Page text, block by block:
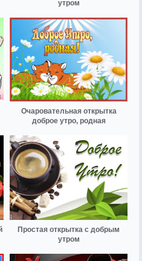
утром
Очаровательная открытка
доброе утро, родная
Простая открытка с добрым
утром